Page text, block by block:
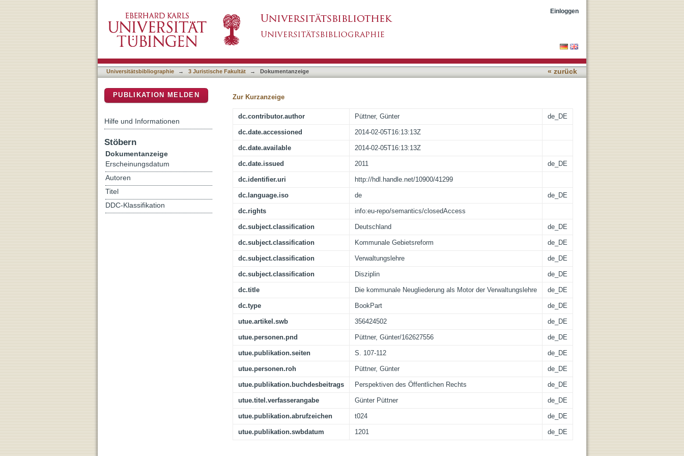
Einloggen
Universitätsbibliographie → 3 Juristische Fakultät → Dokumentanzeige « zurück
Zur Kurzanzeige
dc.contributor.author Püttner, Günter de_DE
dc.date.accessioned 2014-02-05T16:13:13Z
dc.date.available 2014-02-05T16:13:13Z
dc.date.issued 2011 de_DE
dc.identifier.uri http://hdl.handle.net/10900/41299
dc.language.iso de de_DE
dc.rights info:eu-repo/semantics/closedAccess
dc.subject.classification Deutschland de_DE
dc.subject.classification Kommunale Gebietsreform de_DE
dc.subject.classification Verwaltungslehre de_DE
dc.subject.classification Disziplin de_DE
dc.title Die kommunale Neugliederung als Motor der Verwaltungslehre de_DE
dc.type BookPart de_DE
utue.artikel.swb 356424502 de_DE
utue.personen.pnd Püttner, Günter/162627556 de_DE
utue.publikation.seiten S. 107-112 de_DE
utue.personen.roh Püttner, Günter de_DE
utue.publikation.buchdesbeitrags Perspektiven des Öffentlichen Rechts de_DE
utue.titel.verfasserangabe Günter Püttner de_DE
utue.publikation.abrufzeichen t024 de_DE
utue.publikation.swbdatum 1201 de_DE
PUBLIKATION MELDEN
Hilfe und Informationen
Stöbern
Dokumentanzeige
Erscheinungsdatum
Autoren
Titel
DDC-Klassifikation